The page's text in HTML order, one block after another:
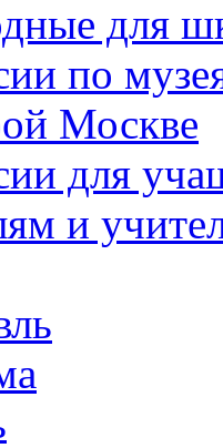
для
по
Москве
для
и